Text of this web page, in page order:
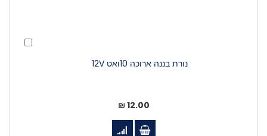
נורת בננה ארוכה 10ואט 12V
12.00 ₪
הוסף